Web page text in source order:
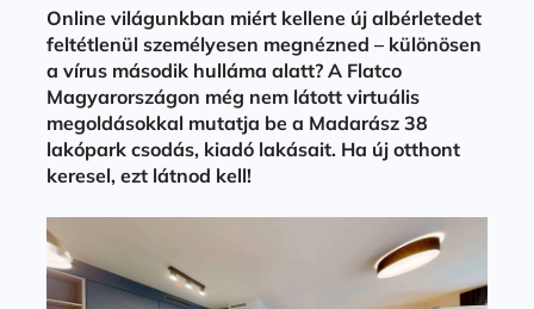
Online világunkban miért kellene új albérletedet
feltétlenül személyesen megnézned – különösen
a vírus második hulláma alatt? A Flatco
Magyarországon még nem látott virtuális
megoldásokkal mutatja be a Madarász 38
lakópark csodás, kiadó lakásait. Ha új otthont
keresel, ezt látnod kell!